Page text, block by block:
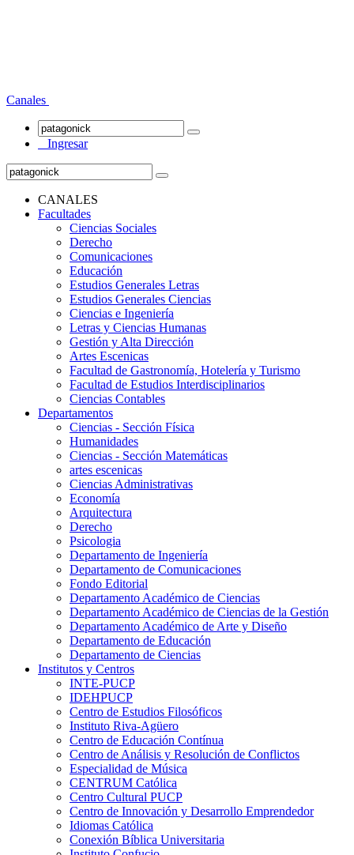
Canales
Ingresar
CANALES
Facultades
Ciencias Sociales
Derecho
Comunicaciones
Educación
Estudios Generales Letras
Estudios Generales Ciencias
Ciencias e Ingeniería
Letras y Ciencias Humanas
Gestión y Alta Dirección
Artes Escenicas
Facultad de Gastronomía, Hotelería y Turismo
Facultad de Estudios Interdisciplinarios
Ciencias Contables
Departamentos
Ciencias - Sección Física
Humanidades
Ciencias - Sección Matemáticas
artes escenicas
Ciencias Administrativas
Economía
Arquitectura
Derecho
Psicologia
Departamento de Ingeniería
Departamento de Comunicaciones
Fondo Editorial
Departamento Académico de Ciencias
Departamento Académico de Ciencias de la Gestión
Departamento Académico de Arte y Diseño
Departamento de Educación
Departamento de Ciencias
Institutos y Centros
INTE-PUCP
IDEHPUCP
Centro de Estudios Filosóficos
Instituto Riva-Agüero
Centro de Educación Contínua
Centro de Análisis y Resolución de Conflictos
Especialidad de Música
CENTRUM Católica
Centro Cultural PUCP
Centro de Innovación y Desarrollo Emprendedor
Idiomas Católica
Conexión Bíblica Universitaria